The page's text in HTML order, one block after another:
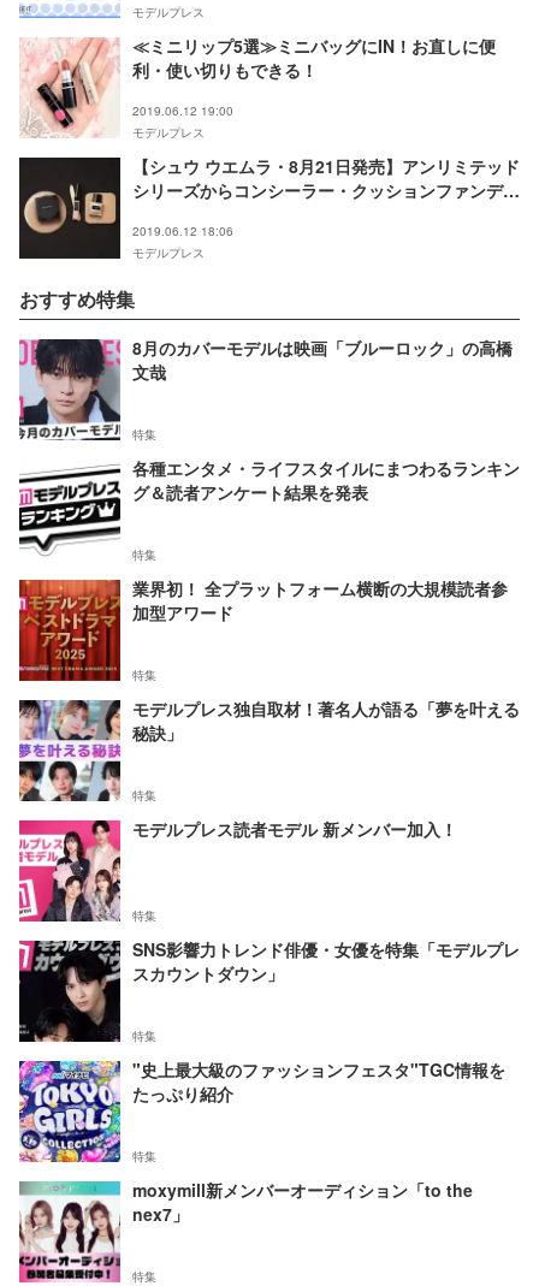
モデルプレス
≪ミニリップ5選≫ミニバッグにIN！お直しに便
利・使い切りもできる！
2019.06.12 19:00
モデルプレス
【シュウ ウエムラ・8月21日発売】アンリミテッド
シリーズからコンシーラー・クッションファンデー
2019.06.12 18:06
モデルプレス
おすすめ特集
8月のカバーモデルは映画「ブルーロック」の高橋
文哉
特集
各種エンタメ・ライフスタイルにまつわるランキン
グ＆読者アンケート結果を発表
特集
業界初！ 全プラットフォーム横断の大規模読者参
加型アワード
特集
モデルプレス独自取材！著名人が語る「夢を叶える
秘訣」
特集
モデルプレス読者モデル 新メンバー加入！
特集
SNS影響力トレンド俳優・女優を特集「モデルプレ
スカウントダウン」
特集
"史上最大級のファッションフェスタ"TGC情報を
たっぷり紹介
特集
moxymill新メンバーオーディション「to the
nex7」
特集